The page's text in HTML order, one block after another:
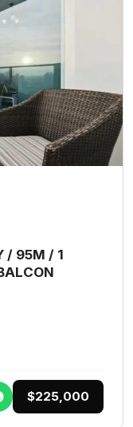
/ 95M / 1
$225,000